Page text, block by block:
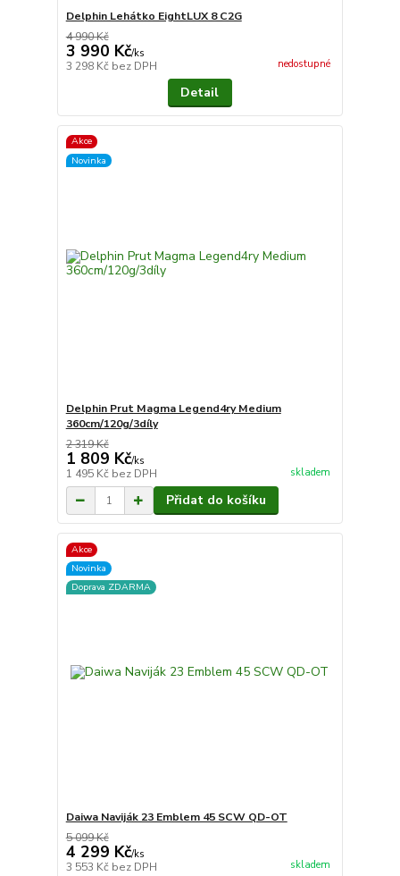
Delphin Lehátko EightLUX 8 C2G
4 990 Kč
3 990 Kč/ks
3 298 Kč bez DPH nedostupné
Detail
Akce
Novinka
Delphin Prut Magma Legend4ry Medium
360cm/120g/3díly
2 319 Kč
1 809 Kč/ks
1 495 Kč bez DPH skladem
Přidat do košíku
Akce
Novinka
Doprava ZDARMA
Daiwa Naviják 23 Emblem 45 SCW QD-OT
5 099 Kč
4 299 Kč/ks
3 553 Kč bez DPH skladem